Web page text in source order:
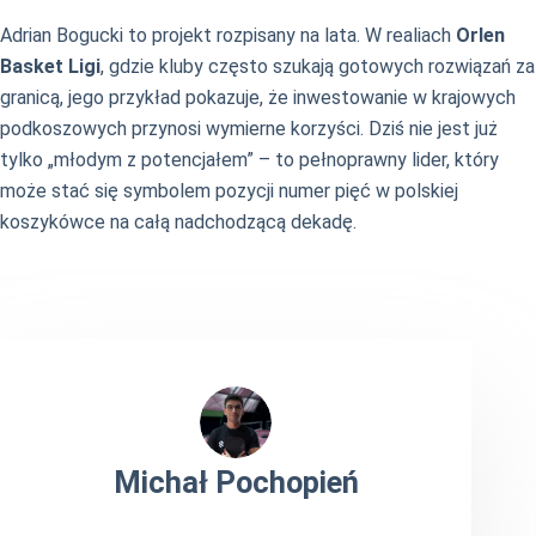
Adrian Bogucki to projekt rozpisany na lata. W realiach Orlen
Basket Ligi, gdzie kluby często szukają gotowych rozwiązań za
granicą, jego przykład pokazuje, że inwestowanie w krajowych
podkoszowych przynosi wymierne korzyści. Dziś nie jest już
tylko „młodym z potencjałem” – to pełnoprawny lider, który
może stać się symbolem pozycji numer pięć w polskiej
koszykówce na całą nadchodzącą dekadę.
Michał Pochopień